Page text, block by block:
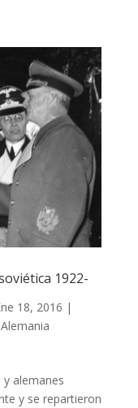
1922-
18, 2016 |
alemanes
y se repartieron